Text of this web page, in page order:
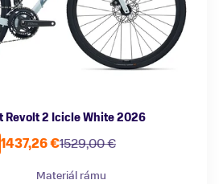
Revolt 2 Icicle White 2026
1529,00 €
1437,26 €
Materiál rámu